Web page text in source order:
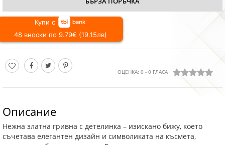
Купи с
48 вноски по 9.79€ (19.15лв)
ОЦЕНКА: 0 - 0 ГЛАСА
Описание
Нежна златна гривна с детелинка – изискано бижу, което
съчетава елегантен дизайн и символиката на късмета,